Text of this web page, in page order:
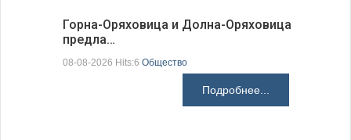
Горна-Оряховица и Долна-Оряховица
предла…
08-08-2026 Hits:6 Общество
Подробнее...